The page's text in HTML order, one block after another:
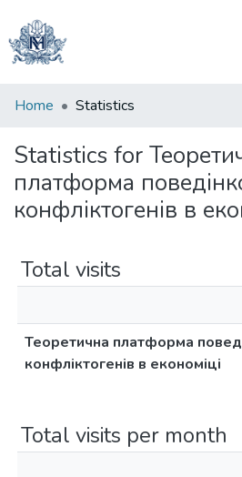
Communities
Collections
All of DSpace
Home Statistics
Statistics for
платформа
конфліктогенів в
Total visits
Теоретична платформа
конфліктогенів в економіці
Total visits per month